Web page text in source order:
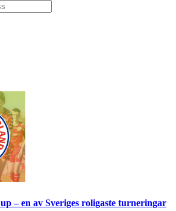
– en av Sveriges roligaste turneringar